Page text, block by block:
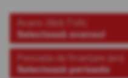
Avans (fără TVA)
Selectează avansul
Perioada de finanțare (ani)
Selectează perioada